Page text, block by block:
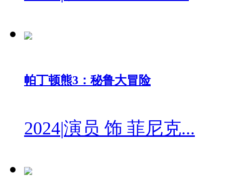
帕丁顿熊3：秘鲁大冒险
2024|演员 饰 菲尼克...